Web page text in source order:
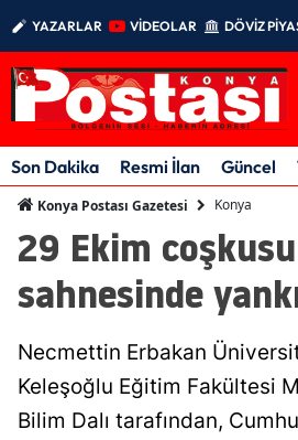
YAZARLAR VİDEOLAR DÖVİZ
Son Dakika Resmi İlan Güncel
Konya Postası Gazetesi Konya
29 Ekim
sahnesinde
Necmettin Erbakan
Keleşoğlu Eğitim Fakültesi
Bilim Dalı tarafından,